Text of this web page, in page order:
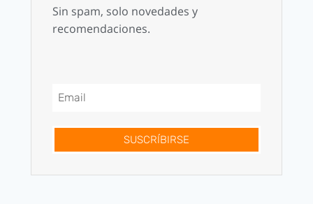
Sin spam, solo novedades y
recomendaciones.
SUSCRÍBIRSE